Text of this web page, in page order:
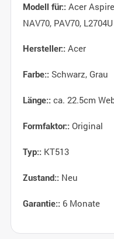
Modell für::Acer Aspire
NAV70, PAV70,
Hersteller::Acer
Farbe::Schwarz, Grau
Länge::ca. 22.5cm
Formfaktor::Original
Typ::KT513
Zustand::Neu
Garantie::6 Monate